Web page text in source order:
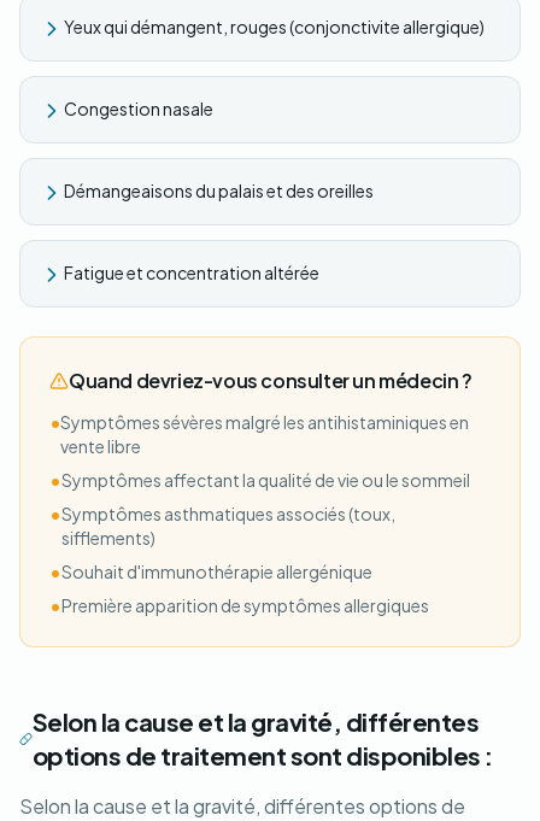
Yeux qui démangent, rouges (conjonctivite allergique)
Congestion nasale
Démangeaisons du palais et des oreilles
Fatigue et concentration altérée
Quand devriez-vous consulter un médecin ?
•Symptômes sévères malgré les antihistaminiques en
vente libre
•Symptômes affectant la qualité de vie ou le sommeil
•Symptômes asthmatiques associés (toux,
sifflements)
•Souhait d'immunothérapie allergénique
•Première apparition de symptômes allergiques
Selon la cause et la gravité, différentes
options de traitement sont disponibles :
Selon la cause et la gravité, différentes options de